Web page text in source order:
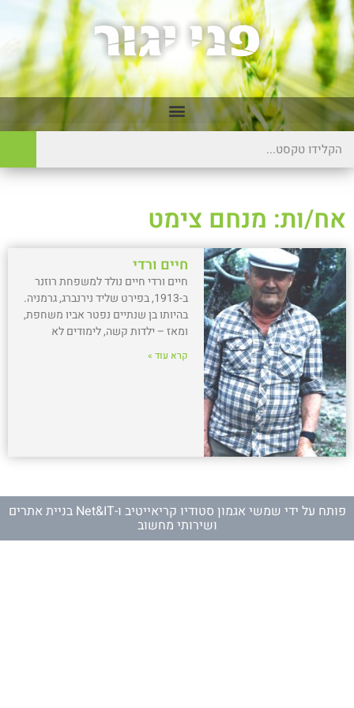
אח/ות: מנחם צימט
חיים ורדי
חיים ורדי חיים נולד למשפחת רוזנר
ב-1913, בפירט שליד נירנברג, גרמניה.
בהיותו בן שנתיים נפטר אביו משחפת,
ומאז – ילדות קשה, לימודים לא
קרא עוד »
פותח על ידי שמשי אגמון סטודיו קריאייטיב ו- Net&IT בניית אתרים
ושירותי מחשוב